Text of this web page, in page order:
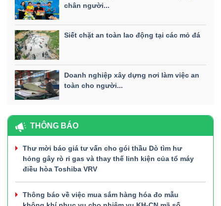
chân người...
Siết chặt an toàn lao động tại các mỏ đá
Doanh nghiệp xây dựng nơi làm việc an
toàn cho người...
THÔNG BÁO
Thư mời báo giá tư vấn cho gói thầu Dò tìm hư
hỏng gây rò rỉ gas và thay thế linh kiện của tổ máy
điều hòa Toshiba VRV
Thông báo về việc mua sắm hàng hóa đo mẫu